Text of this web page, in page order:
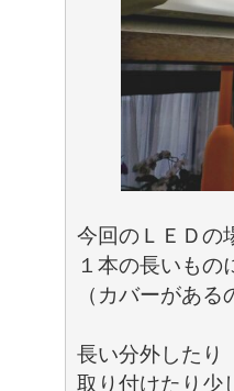
今回のＬＥＤの
１本の長いもの
（カバーがあ
長い分外したり
取り付けたり少